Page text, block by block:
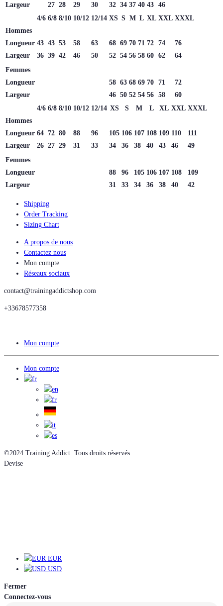
Largeur
27 28 29 30 32 34 37 40 43 46
4/6 6/8 8/10 10/12 12/14 XS S M L XL XXL XXXL
Hommes
Longueur 43 43 53 58 63 68 69 70 71 72 74
76
Largeur
36 39 42 46 50 52 54 56 58 60 62
64
Femmes
Longueur
58 63 68 69 70 71
72
Largeur
46 50 52 54 56 58
60
4/6 6/8 8/10 10/12 12/14 XS S M L XL XXL XXXL
Hommes
Longueur 64 72 80 88 96 105 106 107 108 109 110
111
Largeur
26 27 29 31 33 34 36 38 40 43 46
49
Femmes
Longueur
88 96 105 106 107 108
109
Largeur
31 33 34 36 38 40 42
Shipping
Order Tracking
Sizing Chart
A propos de nous
Contactez nous
Mon compte
Réseaux sociaux
contact@trainingaddictshop.com
+33678577358
Mon compte
Mon compte
©2024 Training Addict. Tous droits réservés
Devise
EUR
USD
Fermer
Connectez-vous